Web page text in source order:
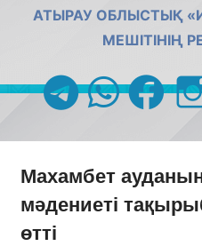
АТЫРАУ ОБЛЫСТЫҚ
МЕШІТІНІҢ
telegramwhatsapp
Махамбет
мәдениеті
өтті